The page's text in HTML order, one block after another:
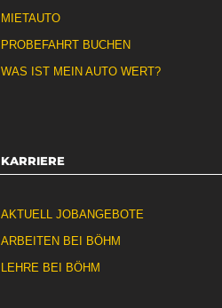
MIETAUTO
PROBEFAHRT BUCHEN
WAS IST MEIN AUTO WERT?
KARRIERE
AKTUELL JOBANGEBOTE
ARBEITEN BEI BÖHM
LEHRE BEI BÖHM